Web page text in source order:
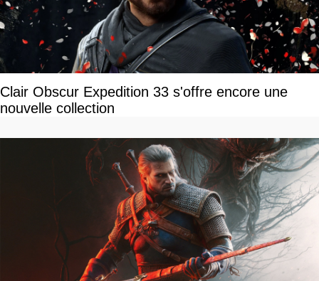
Clair Obscur Expedition 33 s'offre encore une
nouvelle collection